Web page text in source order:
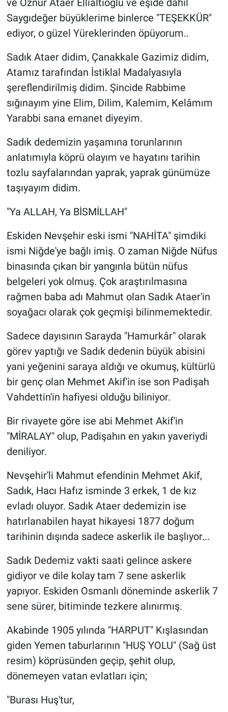
ve Öznur Ataer Ellialtıoğlu ve eşide dahil
Saygıdeğer büyüklerime binlerce "TEŞEKKÜR"
ediyor, o güzel Yüreklerinden öpüyorum..
Sadık Ataer didim, Çanakkale Gazimiz didim,
Atamız tarafından İstiklal Madalyasıyla
şereflendirilmiş didim. Şincide Rabbime
sığınayım yine Elim, Dilim, Kalemim, Kelâmım
Yarabbi sana emanet diyeyim.
Sadık dedemizin yaşamına torunlarının
anlatımıyla köprü olayım ve hayatını tarihin
tozlu sayfalarından yaprak, yaprak günümüze
taşıyayım didim.
"Ya ALLAH, Ya BİSMİLLAH"
Eskiden Nevşehir eski ismi "NAHİTA" şimdiki
ismi Niğde'ye bağlı imiş. O zaman Niğde Nüfus
binasında çıkan bir yangınla bütün nüfus
belgeleri yok olmuş. Çok araştırılmasına
rağmen baba adı Mahmut olan Sadık Ataer'in
soyağacı olarak çok geçmişi bilinmemektedir.
Sadece dayısının Sarayda "Hamurkâr" olarak
görev yaptığı ve Sadık dedenin büyük abisini
yani yeğenini saraya aldığı ve okumuş, kültürlü
bir genç olan Mehmet Akif'in ise son Padişah
Vahdettin'in hafiyesi olduğu biliniyor.
Bir rivayete göre ise abi Mehmet Akif'in
"MİRALAY" olup, Padişahın en yakın yaveriydi
deniliyor.
Nevşehir'li Mahmut efendinin Mehmet Akif,
Sadık, Hacı Hafız isminde 3 erkek, 1 de kız
evladı oluyor. Sadık Ataer dedemizin ise
hatırlanabilen hayat hikayesi 1877 doğum
tarihinin dışında sadece askerlik ile başlıyor...
Sadık Dedemiz vakti saati gelince askere
gidiyor ve dile kolay tam 7 sene askerlik
yapıyor. Eskiden Osmanlı döneminde askerlik 7
sene sürer, bitiminde tezkere alınırmış.
Akabinde 1905 yılında "HARPUT" Kışlasından
giden Yemen taburlarının "HUŞ YOLU" (Sağ üst
resim) köprüsünden geçip, şehit olup,
dönemeyen vatan evlatları için;
"Burası Huş'tur,